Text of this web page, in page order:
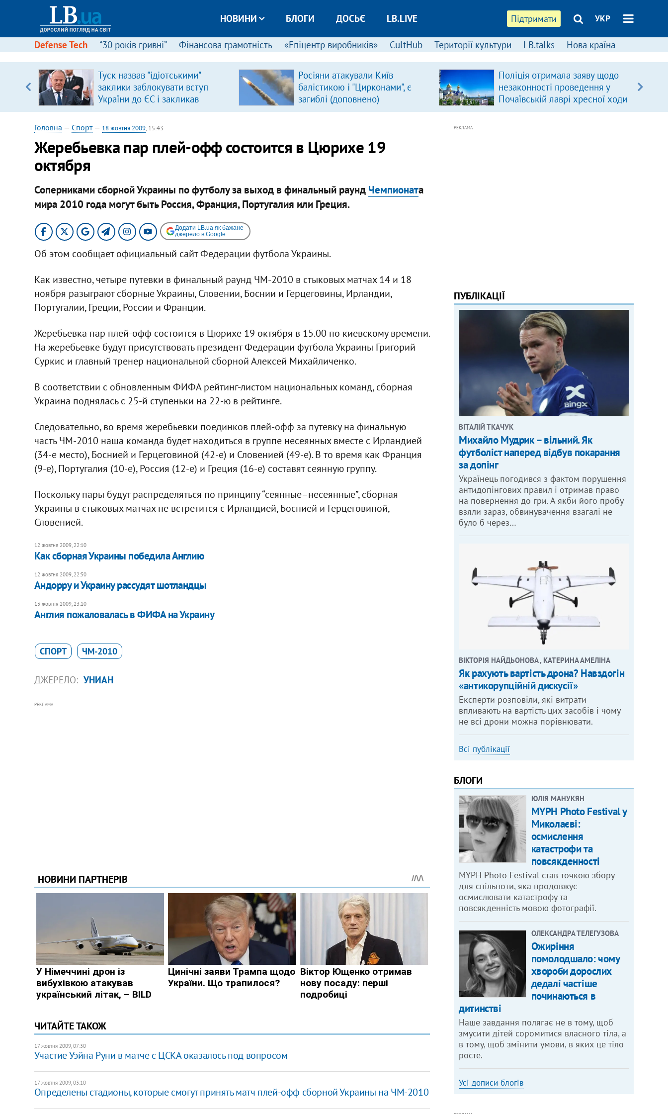
Підтримати УКР
НОВИНИ БЛОГИ ДОСЬЄ LB.LIVE
Defense Tech “30 років гривні” Фінансова грамотність «Епіцентр виробників» CultHub Території культури LB.talks Нова країна
Туск назвав "ідіотськими"
заклики заблокувати вступ
України до ЄС і закликав
припинити антиукраїнську
риторику
Росіяни атакували Київ
балістикою і "Цирконами", є
загиблі (доповнено)
Поліція отримала заяву щодо
незаконності проведення у
Почаївській лаврі хресної ходи
Головна — Спорт— 18 жовтня 2009, 15:43
Жеребьевка пар плей-офф состоится в Цюрихе 19
октября
Соперниками сборной Украины по футболу за выход в финальный раунд Чемпионата
мира 2010 года могут быть Россия, Франция, Португалия или Греция.
Додати LB.ua як бажане
джерело в Google
Об этом сообщает официальный сайт Федерации футбола Украины.
Как известно, четыре путевки в финальный раунд ЧМ-2010 в стыковых матчах 14 и 18
ноября разыграют сборные Украины, Словении, Боснии и Герцеговины, Ирландии,
Португалии, Греции, России и Франции.
Жеребьевка пар плей-офф состоится в Цюрихе 19 октября в 15.00 по киевскому времени.
На жеребьевке будут присутствовать президент Федерации футбола Украины Григорий
Суркис и главный тренер национальной сборной Алексей Михайличенко.
В соответствии с обновленным ФИФА рейтинг-листом национальных команд, сборная
Украина поднялась с 25-й ступеньки на 22-ю в рейтинге.
Следовательно, во время жеребьевки поединков плей-офф за путевку на финальную
часть ЧМ-2010 наша команда будет находиться в группе несеянных вместе с Ирландией
(34-е место), Боснией и Герцеговиной (42-е) и Словенией (49-е). В то время как Франция
(9-е), Португалия (10-е), Россия (12-е) и Греция (16-е) составят сеянную группу.
Поскольку пары будут распределяться по принципу “сеянные–несеянные”, сборная
Украины в стыковых матчах не встретится с Ирландией, Боснией и Герцеговиной,
Словенией.
12 жовтня 2009, 22:10
Как сборная Украины победила Англию
12 жовтня 2009, 22:50
Андорру и Украину рассудят шотландцы
13 жовтня 2009, 23:10
Англия пожаловалась в ФИФА на Украину
СПОРТ ЧМ-2010
ДЖЕРЕЛО: УНИАН
РЕКЛАМА
ЧИТАЙТЕ ТАКОЖ
17 жовтня 2009, 07:30
Участие Уэйна Руни в матче с ЦСКА оказалось под вопросом
17 жовтня 2009, 03:10
Определены стадионы, которые смогут принять матч плей-офф сборной Украины на ЧМ-2010
РЕКЛАМА
ПУБЛІКАЦІЇ
ВІТАЛІЙ ТКАЧУК
Михайло Мудрик – вільний. Як
футболіст наперед відбув покарання
за допінг
Українець погодився з фактом порушення
антидопінгових правил і отримав право
на повернення до гри. А якби його пробу
взяли зараз, обвинувачення взагалі не
було б через…
ВІКТОРІЯ НАЙДЬОНОВА , КАТЕРИНА АМЕЛІНА
Як рахують вартість дрона? Навздогін
«антикорупційній дискусії»
Експерти розповіли, які витрати
впливають на вартість цих засобів і чому
не всі дрони можна порівнювати.
Всі публікації
БЛОГИ
ЮЛІЯ МАНУКЯН
MYPH Photo Festival у
Миколаєві:
осмислення
катастрофи та
повсякденності
MYPH Photo Festival став точкою збору
для спільноти, яка продовжує
осмислювати катастрофу та
повсякденність мовою фотографії.
ОЛЕКСАНДРА ТЕЛЕГУЗОВА
Ожиріння
помолодшало: чому
хвороби дорослих
дедалі частіше
починаються в
дитинстві
Наше завдання полягає не в тому, щоб
змусити дітей соромитися власного тіла, а
в тому, щоб змінити умови, в яких це тіло
росте.
Усі дописи блогів